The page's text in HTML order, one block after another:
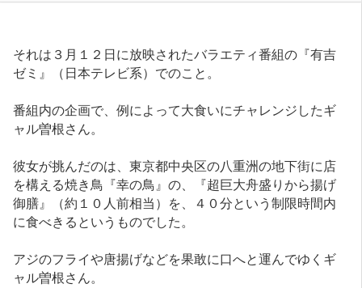
それは３月１２日に放映されたバラエティ番組の『有吉
ゼミ』（日本テレビ系）でのこと。
番組内の企画で、例によって大食いにチャレンジしたギ
ャル曽根さん。
彼女が挑んだのは、東京都中央区の八重洲の地下街に店
を構える焼き鳥『幸の鳥』の、『超巨大舟盛りから揚げ
御膳』（約１０人前相当）を、４０分という制限時間内
に食べきるというものでした。
アジのフライや唐揚げなどを果敢に口へと運んでゆくギ
ャル曽根さん。